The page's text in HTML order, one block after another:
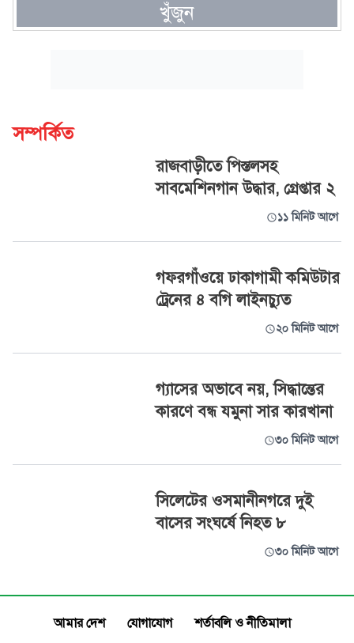
খুঁজুন
সম্পর্কিত
রাজবাড়ীতে পিস্তলসহ
সাবমেশিনগান উদ্ধার, গ্রেপ্তার ২
১১ মিনিট আগে
গফরগাঁওয়ে ঢাকাগামী কমিউটার
ট্রেনের ৪ বগি লাইনচ্যুত
২০ মিনিট আগে
গ্যাসের অভাবে নয়, সিদ্ধান্তের
কারণে বন্ধ যমুনা সার কারখানা
৩০ মিনিট আগে
সিলেটের ওসমানীনগরে দুই
বাসের সংঘর্ষে নিহত ৮
৩০ মিনিট আগে
আমার দেশ যোগাযোগ
শর্তাবলি ও নীতিমালা